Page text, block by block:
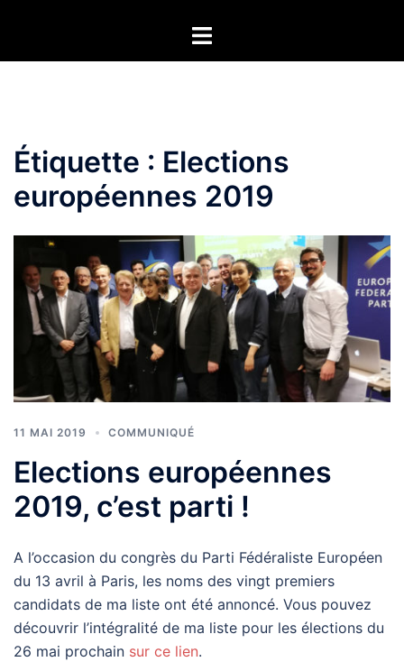
contenu
Ouvrir/fermer
Étiquette : Elections
européennes 2019
11 MAI 2019 COMMUNIQUÉ
Elections européennes
2019, c’est parti !
A l’occasion du congrès du Parti Fédéraliste Européen
du 13 avril à Paris, les noms des vingt premiers
candidats de ma liste ont été annoncé. Vous pouvez
découvrir l’intégralité de ma liste pour les élections du
26 mai prochain sur ce lien.